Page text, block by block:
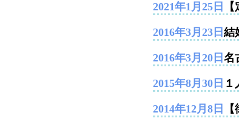
2021年1月25日
2016年3月23日 結
2016年3月20日 名
2015年8月30日
2014年12月8日